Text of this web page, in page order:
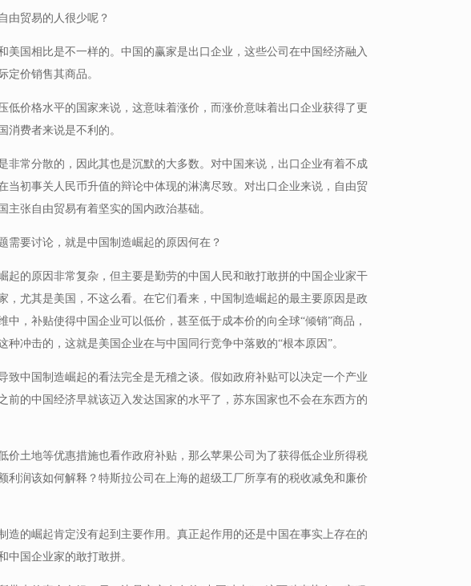
由贸易的人很少呢？
美国相比是不一样的。中国的赢家是出口企业，这些公司在中国经济融入
定价销售其商品。
低价格水平的国家来说，这意味着涨价，而涨价意味着出口企业获得了更
消费者来说是不利的。
非常分散的，因此其也是沉默的大多数。对中国来说，出口企业有着不成
当初事关人民币升值的辩论中体现的淋漓尽致。对出口企业来说，自由贸
主张自由贸易有着坚实的国内政治基础。
需要讨论，就是中国制造崛起的原因何在？
起的原因非常复杂，但主要是勤劳的中国人民和敢打敢拼的中国企业家干
，尤其是美国，不这么看。在它们看来，中国制造崛起的最主要原因是政
中，补贴使得中国企业可以低价，甚至低于成本价的向全球“倾销”商品，
种冲击的，这就是美国企业在与中国同行竞争中落败的“根本原因”。
致中国制造崛起的看法完全是无稽之谈。假如政府补贴可以决定一个产业
前的中国经济早就该迈入发达国家的水平了，苏东国家也不会在东西方的
价土地等优惠措施也看作政府补贴，那么苹果公司为了获得低企业所得税
利润该如何解释？特斯拉公司在上海的超级工厂所享有的税收减免和廉价
造的崛起肯定没有起到主要作用。真正起作用的还是中国在事实上存在的
中国企业家的敢打敢拼。